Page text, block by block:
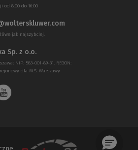
od 8:00 do 16:00
jak najszybciej.
Sp. z o.o.
NIP: 583-001-89-31, REGON:
rejonowy dla M.S. Warszawy